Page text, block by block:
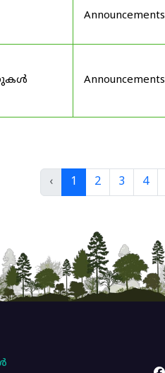
Announcements
Announcements
‹ 1 2 3 4